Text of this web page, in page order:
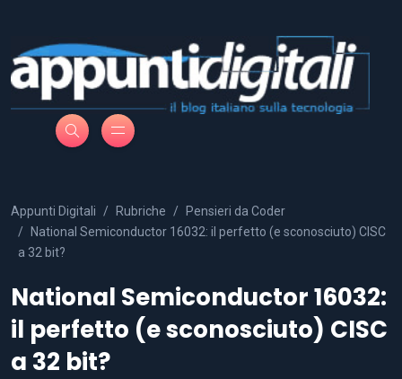
Appunti Digitali Rubriche
Pensieri da Coder
National Semiconductor 16032: il perfetto (e sconosciuto) CISC
a 32 bit?
National Semiconductor 16032:
il perfetto (e sconosciuto) CISC
a 32 bit?